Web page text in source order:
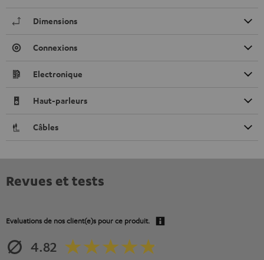
Dimensions
Connexions
Electronique
Haut-parleurs
Câbles
Revues et tests
Evaluations de nos client(e)s pour ce produit.
4.82